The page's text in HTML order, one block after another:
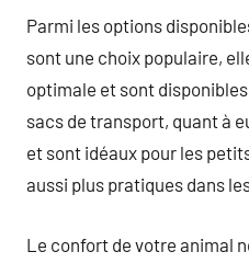
Parmi les options
sont une choix populaire,
optimale et sont
sacs de transport, quant à
et sont idéaux pour les
aussi plus pratiques dans
Le confort de votre animal